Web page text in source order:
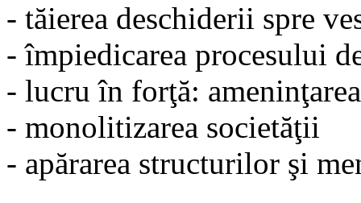
- tăierea deschiderii spre
- împiedicarea procesului
- lucru în forţă: ameninţarea
- monolitizarea societăţii
- apărarea structurilor şi